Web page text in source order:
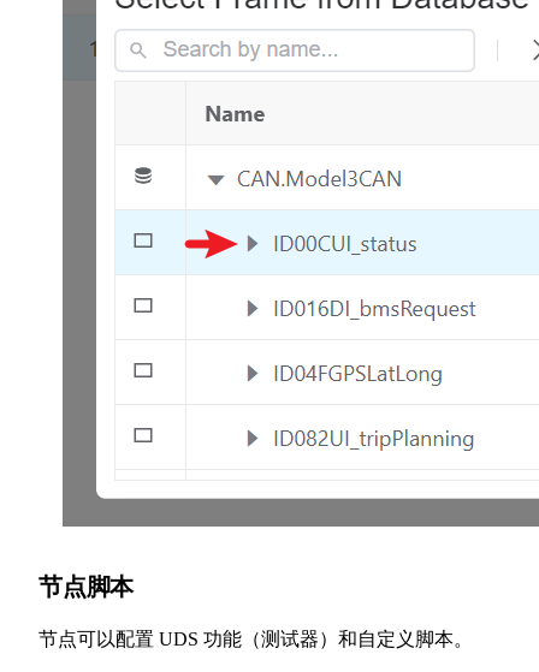
节点脚本
节点可以配置 UDS 功能（测试器）和自定义脚本。